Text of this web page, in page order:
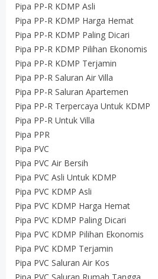
Pipa PP-R KDMP Asli
Pipa PP-R KDMP Harga Hemat
Pipa PP-R KDMP Paling Dicari
Pipa PP-R KDMP Pilihan Ekonomis
Pipa PP-R KDMP Terjamin
Pipa PP-R Saluran Air Villa
Pipa PP-R Saluran Apartemen
Pipa PP-R Terpercaya Untuk KDMP
Pipa PP-R Untuk Villa
Pipa PPR
Pipa PVC
Pipa PVC Air Bersih
Pipa PVC Asli Untuk KDMP
Pipa PVC KDMP Asli
Pipa PVC KDMP Harga Hemat
Pipa PVC KDMP Paling Dicari
Pipa PVC KDMP Pilihan Ekonomis
Pipa PVC KDMP Terjamin
Pipa PVC Saluran Air Kos